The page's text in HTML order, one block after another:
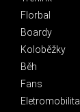
Florbal
Boardy
Koloběžky
Běh
Fans
Eletromobilita